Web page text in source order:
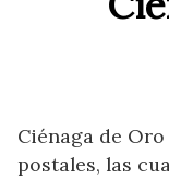
Ciénaga de
postales, las